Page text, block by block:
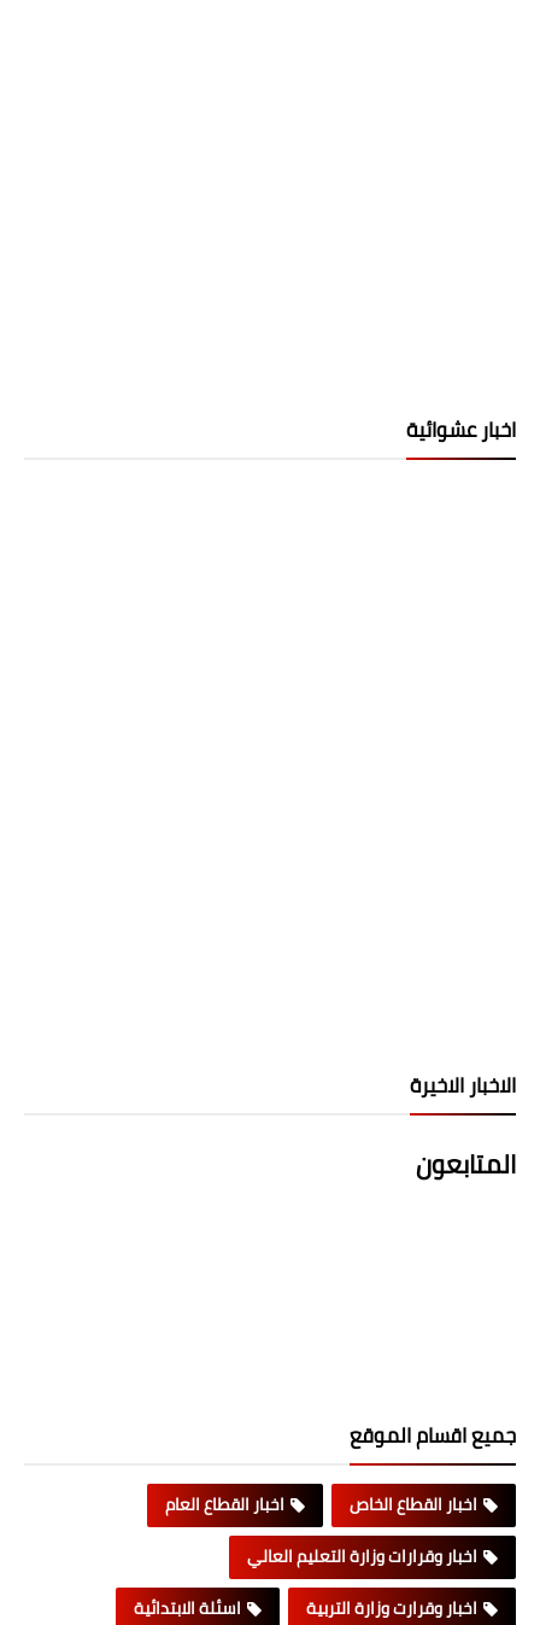
اخبار عشوائية
الاخبار الاخيرة
المتابعون
جميع اقسام الموقع
اخبار القطاع الخاص
اخبار القطاع العام
اخبار وقرارات وزارة التعليم العالي
اخبار وقرارت وزارة التربية
اسئلة الابتدائية